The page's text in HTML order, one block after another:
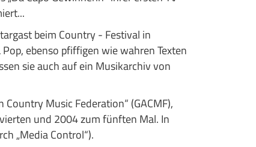
beim Country - Festival in
ebenso pfiffigen wie wahren Texten
sie auch auf ein Musikarchiv von
Country Music Federation“ (GACMF),
und 2004 zum fünften Mal. In
„Media Control“).